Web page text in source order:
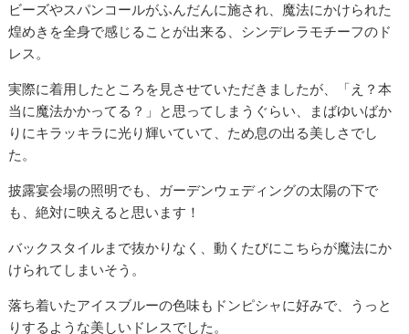
ビーズやスパンコールがふんだんに施され、魔法にかけられた
煌めきを全身で感じることが出来る、シンデレラモチーフのド
レス。
実際に着用したところを見させていただきましたが、「え？本
当に魔法かかってる？」と思ってしまうぐらい、まばゆいばか
りにキラッキラに光り輝いていて、ため息の出る美しさでし
た。
披露宴会場の照明でも、ガーデンウェディングの太陽の下で
も、絶対に映えると思います！
バックスタイルまで抜かりなく、動くたびにこちらが魔法にか
けられてしまいそう。
落ち着いたアイスブルーの色味もドンピシャに好みで、うっと
りするような美しいドレスでした。